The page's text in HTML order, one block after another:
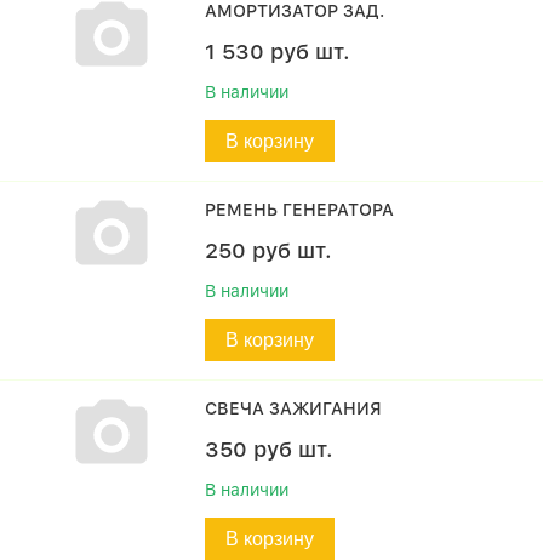
АМОРТИЗАТОР ЗАД.
1 530 руб шт.
В наличии
В корзину
РЕМЕНЬ ГЕНЕРАТОРА
250 руб шт.
В наличии
В корзину
СВЕЧА ЗАЖИГАНИЯ
350 руб шт.
В наличии
В корзину